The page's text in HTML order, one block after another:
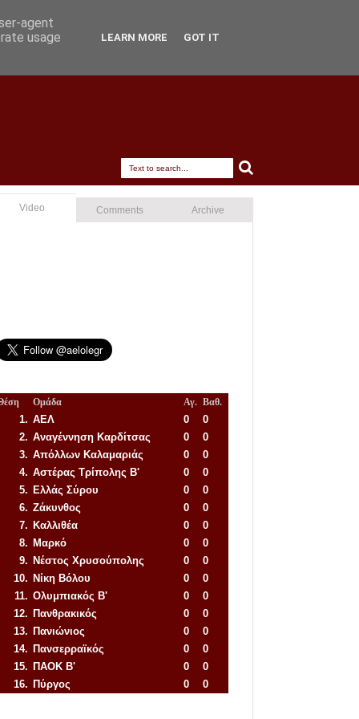
Video Comments Archive
Ομάδα Αγ. Βαθ.
1. ΑΕΛ 0
0
2. Αναγέννηση Καρδίτσας 0
0
3. Απόλλων Καλαμαριάς 0
0
4. Αστέρας Τρίπολης Β' 0
0
5. Ελλάς Σύρου 0
0
6. Ζάκυνθος 0
0
7. Καλλιθέα 0
0
8. Μαρκό 0
0
9. Νέστος Χρυσούπολης 0
0
10. Νίκη Βόλου 0
0
11. Ολυμπιακός Β' 0
0
12. Πανθρακικός 0
0
13. Πανιώνιος 0
0
14. Πανσερραϊκός 0
0
15. ΠΑΟΚ Β' 0
0
16. Πύργος 0
0
agent
usage
LEARN MORE GOT IT